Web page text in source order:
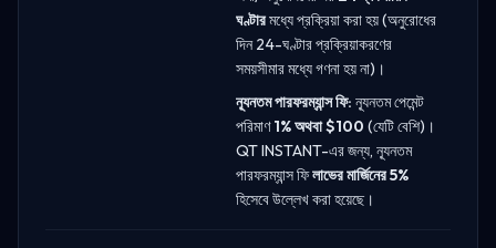
ঘণ্টারমধ্যে প্রক্রিয়া করা হয় (অনুরোধের
দিন 24-ঘণ্টার প্রক্রিয়াকরণের
সময়সীমার মধ্যে গণনা হয় না)।
ন্যূনতম পারফরম্যান্স ফি: ন্যূনতম পেমেন্ট
পরিমাণ1% অথবা $100 (যেটি বেশি)।
QT INSTANT-এর জন্য, ন্যূনতম
পারফরম্যান্স ফিলাভের মার্জিনের 5%
হিসেবে উল্লেখ করা হয়েছে।